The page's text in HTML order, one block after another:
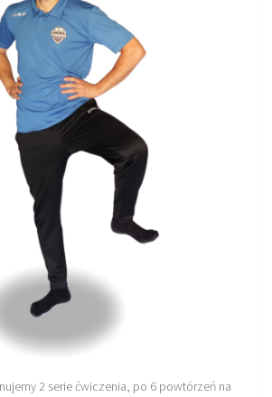
2 serie ćwiczenia, po 6 powtórzeń na